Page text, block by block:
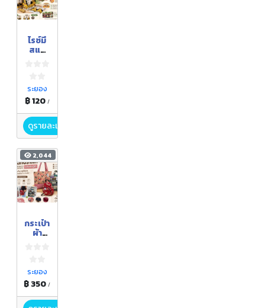
ไรซ์มี
สแน็
ระยอง
฿ 120 /
ดูรายละเอียด
2,044
กระเป๋า
ผ้า
ระยอง
฿ 350/